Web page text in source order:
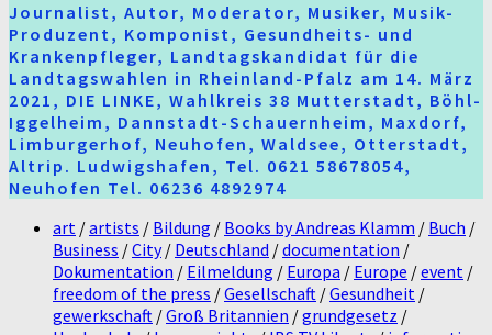
Journalist, Autor, Moderator, Musiker, Musik-
Produzent, Komponist, Gesundheits- und
Krankenpfleger, Landtagskandidat für die
Landtagswahlen in Rheinland-Pfalz am 14. März
2021, DIE LINKE, Wahlkreis 38 Mutterstadt, Böhl-
Iggelheim, Dannstadt-Schauernheim, Maxdorf,
Limburgerhof, Neuhofen, Waldsee, Otterstadt,
Altrip. Ludwigshafen, Tel. 0621 58678054,
Neuhofen Tel. 06236 4892974
art /artists / Bildung / Books by Andreas Klamm / Buch /
Business /City / Deutschland /documentation /
Dokumentation / Eilmeldung / Europa / Europe /event /
freedom of the press /Gesellschaft /Gesundheit /
gewerkschaft /Groß Britannien /grundgesetz /